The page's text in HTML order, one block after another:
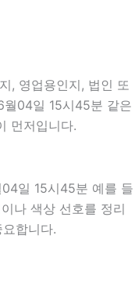
, 영업용인지, 법인 또
월04일 15시45분 같은
먼저입니다.
일 15시45분 예를 들
나 색상 선호를 정리
합니다.